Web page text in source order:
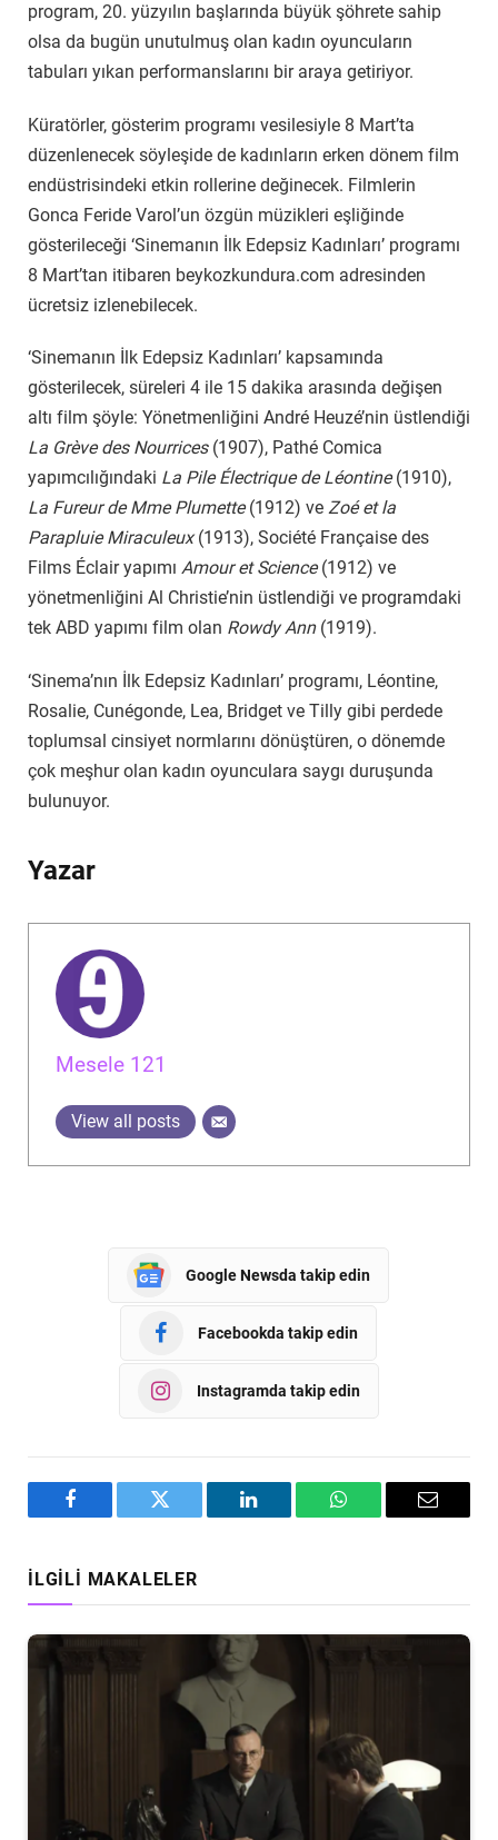
program, 20. yüzyılın başlarında büyük şöhrete sahip
olsa da bugün unutulmuş olan kadın oyuncuların
tabuları yıkan performanslarını bir araya getiriyor.
Küratörler, gösterim programı vesilesiyle 8 Mart’ta
düzenlenecek söyleşide de kadınların erken dönem film
endüstrisindeki etkin rollerine değinecek. Filmlerin
Gonca Feride Varol’un özgün müzikleri eşliğinde
gösterileceği ‘Sinemanın İlk Edepsiz Kadınları’ programı
8 Mart’tan itibaren beykozkundura.com adresinden
ücretsiz izlenebilecek.
‘Sinemanın İlk Edepsiz Kadınları’ kapsamında
gösterilecek, süreleri 4 ile 15 dakika arasında değişen
altı film şöyle: Yönetmenliğini André Heuzé’nin üstlendiği
La Grève des Nourrices(1907), Pathé Comica
yapımcılığındaki La Pile Électrique de Léontine(1910),
La Fureur de Mme Plumette(1912) ve Zoé et la
Parapluie Miraculeux(1913), Société Française des
Films Éclair yapımı Amour et Science(1912) ve
yönetmenliğini Al Christie’nin üstlendiği ve programdaki
tek ABD yapımı film olan Rowdy Ann(1919).
‘Sinema’nın İlk Edepsiz Kadınları’ programı, Léontine,
Rosalie, Cunégonde, Lea, Bridget ve Tilly gibi perdede
toplumsal cinsiyet normlarını dönüştüren, o dönemde
çok meşhur olan kadın oyunculara saygı duruşunda
bulunuyor.
Yazar
Mesele 121
View all posts
Google Newsda takip edin
Facebookda takip edin
Instagramda takip edin
Facebook Twitter LinkedIn WhatsAppEmail
İLGILI MAKALELER